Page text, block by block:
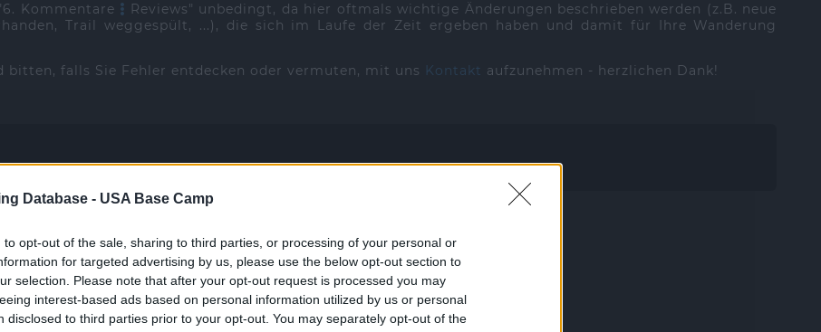
Database - USA Base Camp
to opt-out of the sale, sharing to third parties, or processing of your personal or
for targeted advertising by us, please use the below opt-out section to
selection. Please note that after your opt-out request is processed you may
interest-based ads based on personal information utilized by us or personal
disclosed to third parties prior to your opt-out. You may separately opt-out of the
Kommentare
Reviews" unbedingt, da hier oftmals wichtige Änderungen beschrieben werden (z.B. neue
Trail weggespült, ...), die sich im Laufe der Zeit ergeben haben und damit für Ihre Wanderung
falls Sie Fehler entdecken oder vermuten, mit uns Kontakt aufzunehmen - herzlichen Dank!
information
Oregon [OR]
PKW | Car